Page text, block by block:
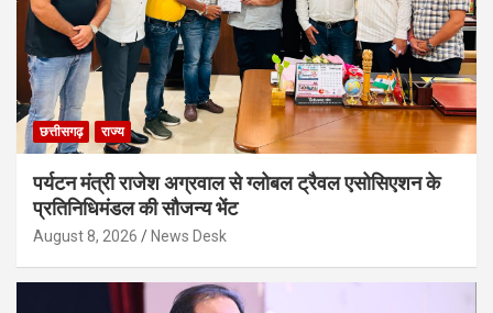
छत्तीसगढ़ राज्य
पर्यटन मंत्री राजेश अग्रवाल से ग्लोबल ट्रैवल एसोसिएशन के
प्रतिनिधिमंडल की सौजन्य भेंट
August 8, 2026 News Desk